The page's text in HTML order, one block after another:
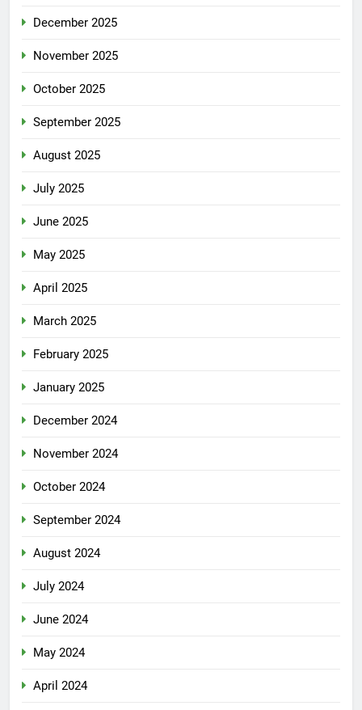
December 2025
November 2025
October 2025
September 2025
August 2025
July 2025
June 2025
May 2025
April 2025
March 2025
February 2025
January 2025
December 2024
November 2024
October 2024
September 2024
August 2024
July 2024
June 2024
May 2024
April 2024